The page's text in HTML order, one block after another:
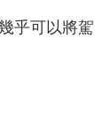
乎可以將駕